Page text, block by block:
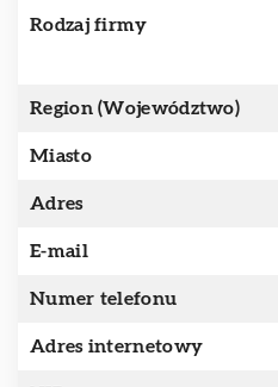
Rodzaj firmy
Region (Województwo)
Miasto
Adres
E-mail
Numer telefonu
Adres internetowy